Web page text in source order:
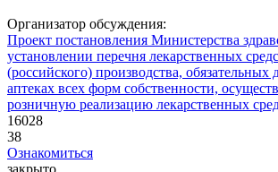
Организатор обсуждения:
Проект постановления Министерства
установлении перечня лекарственных
(российского) производства, обязательных
аптеках всех форм собственности,
розничную реализацию лекарственных
16028
38
Ознакомиться
закрыто